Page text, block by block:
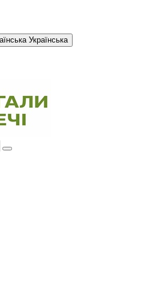
Українська